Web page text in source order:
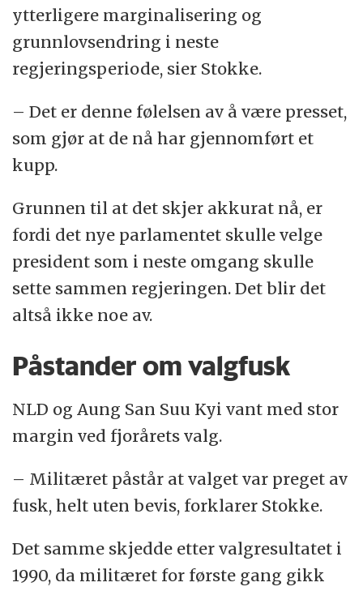
ytterligere marginalisering og
grunnlovsendring i neste
regjeringsperiode, sier Stokke.
– Det er denne følelsen av å være presset,
som gjør at de nå har gjennomført et
kupp.
Grunnen til at det skjer akkurat nå, er
fordi det nye parlamentet skulle velge
president som i neste omgang skulle
sette sammen regjeringen. Det blir det
altså ikke noe av.
Påstander om valgfusk
NLD og Aung San Suu Kyi vant med stor
margin ved fjorårets valg.
– Militæret påstår at valget var preget av
fusk, helt uten bevis, forklarer Stokke.
Det samme skjedde etter valgresultatet i
1990, da militæret for første gang gikk